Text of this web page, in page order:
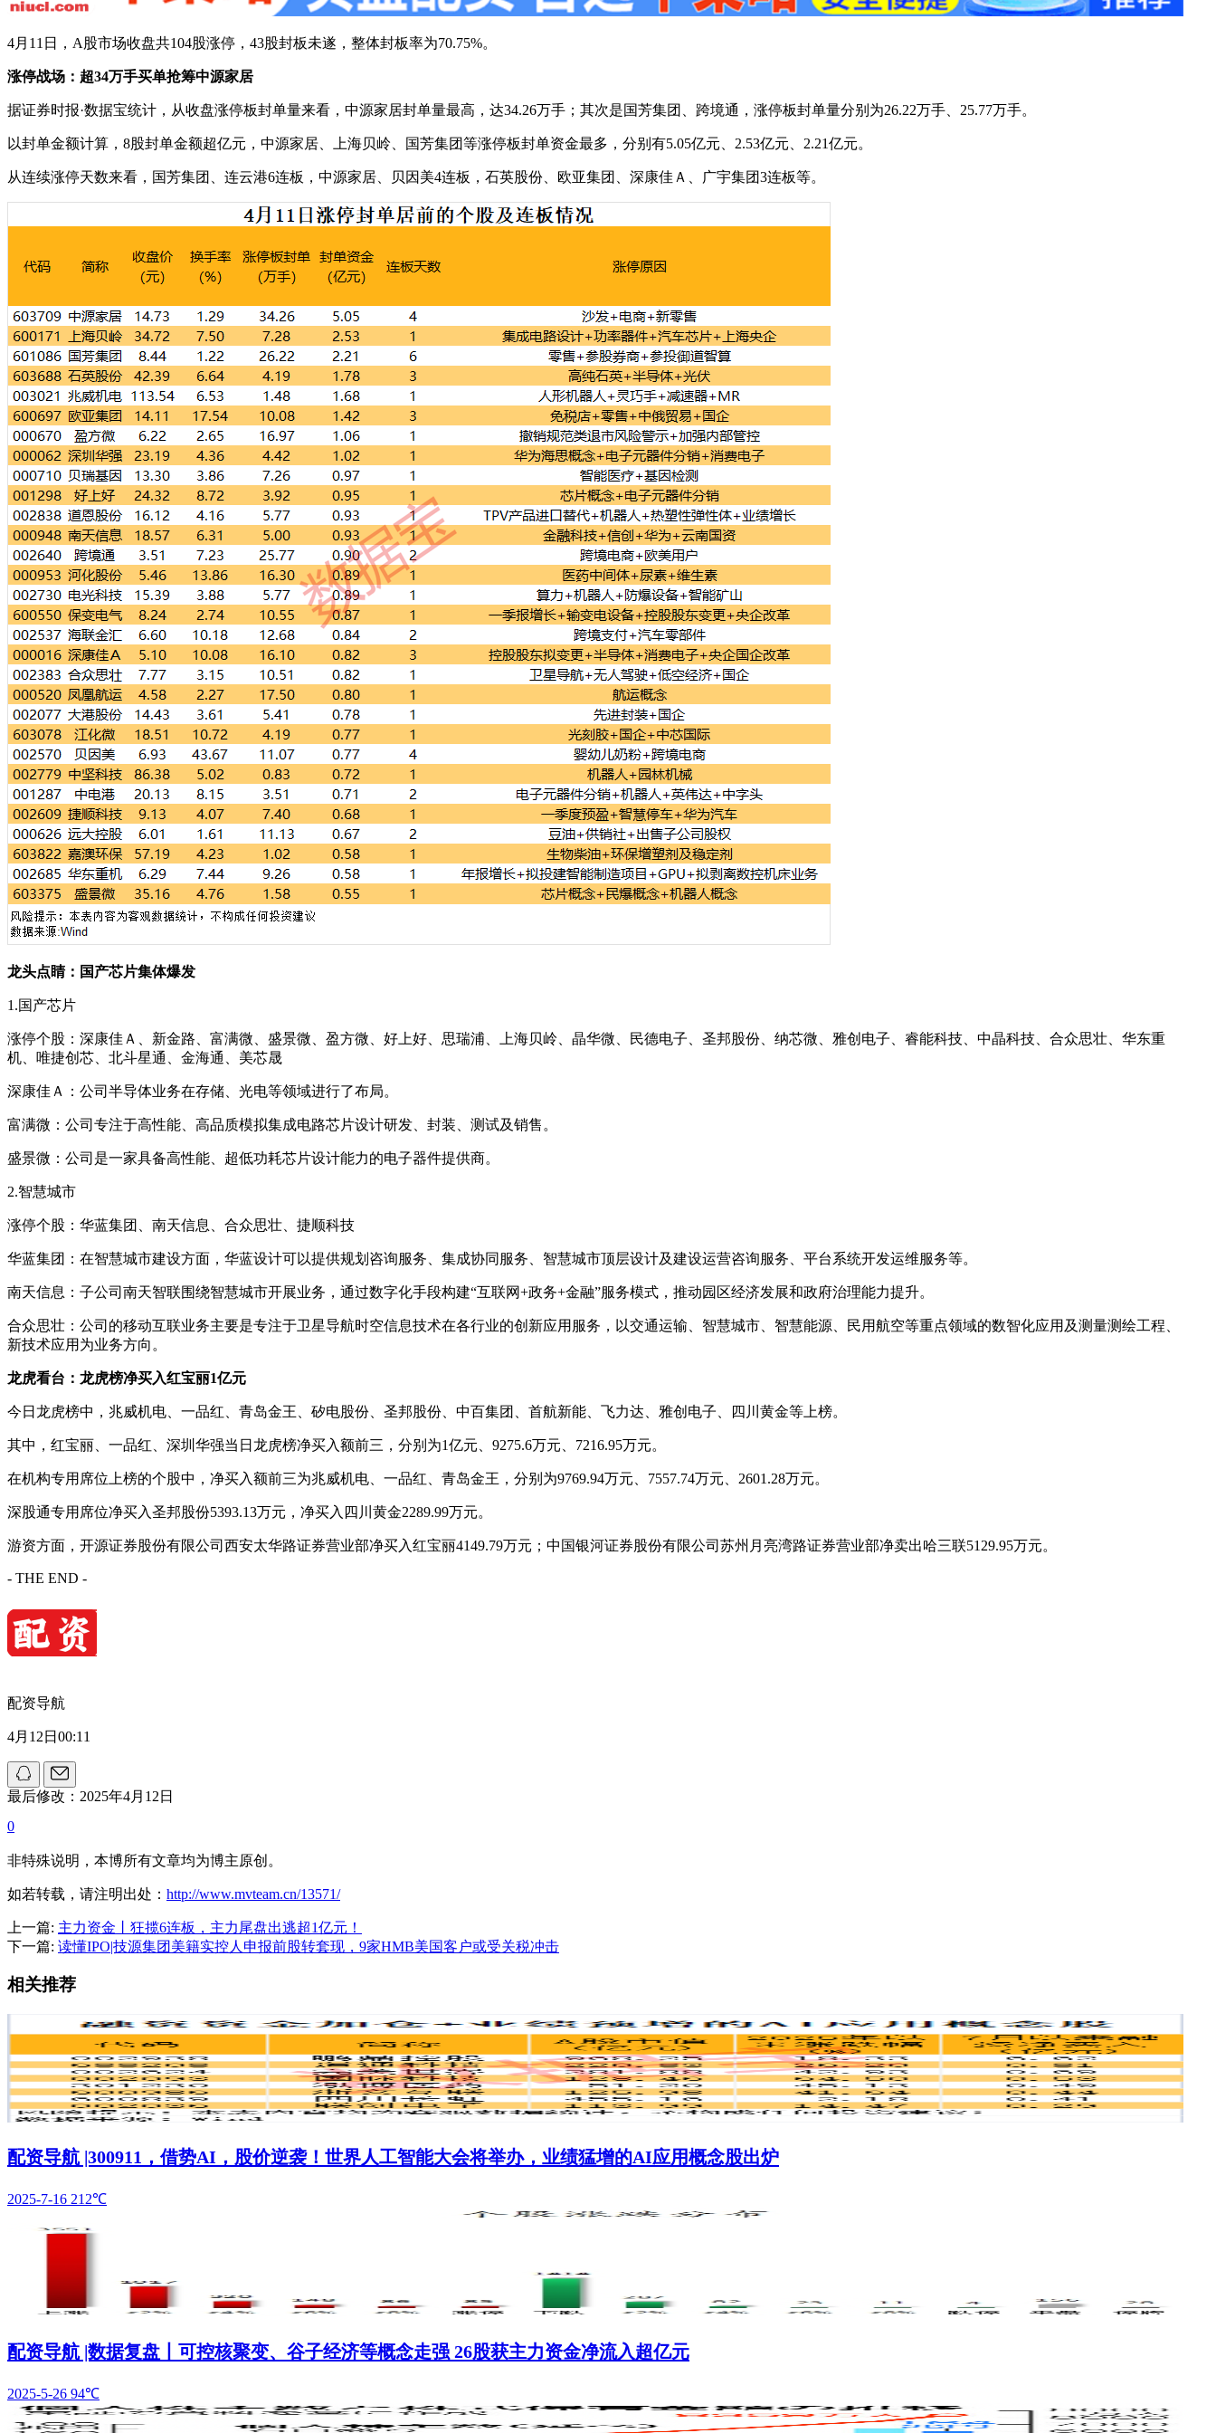
4月11日，A股市场收盘共104股涨停，43股封板未遂，整体封板率为70.75%。
涨停战场：超34万手买单抢筹中源家居
据证券时报·数据宝统计，从收盘涨停板封单量来看，中源家居封单量最高，达34.26万手；其次是国芳集团、跨境通，涨停板封单量分别为26.22万手、25.77万手。
以封单金额计算，8股封单金额超亿元，中源家居、上海贝岭、国芳集团等涨停板封单资金最多，分别有5.05亿元、2.53亿元、2.21亿元。
从连续涨停天数来看，国芳集团、连云港6连板，中源家居、贝因美4连板，石英股份、欧亚集团、深康佳Ａ、广宇集团3连板等。
龙头点睛：国产芯片集体爆发
1.国产芯片
涨停个股：深康佳Ａ、新金路、富满微、盛景微、盈方微、好上好、思瑞浦、上海贝岭、晶华微、民德电子、圣邦股份、纳芯微、雅创电子、睿能科技、中晶科技、合众思壮、华东重
机、唯捷创芯、北斗星通、金海通、美芯晟
深康佳Ａ：公司半导体业务在存储、光电等领域进行了布局。
富满微：公司专注于高性能、高品质模拟集成电路芯片设计研发、封装、测试及销售。
盛景微：公司是一家具备高性能、超低功耗芯片设计能力的电子器件提供商。
2.智慧城市
涨停个股：华蓝集团、南天信息、合众思壮、捷顺科技
华蓝集团：在智慧城市建设方面，华蓝设计可以提供规划咨询服务、集成协同服务、智慧城市顶层设计及建设运营咨询服务、平台系统开发运维服务等。
南天信息：子公司南天智联围绕智慧城市开展业务，通过数字化手段构建“互联网+政务+金融”服务模式，推动园区经济发展和政府治理能力提升。
合众思壮：公司的移动互联业务主要是专注于卫星导航时空信息技术在各行业的创新应用服务，以交通运输、智慧城市、智慧能源、民用航空等重点领域的数智化应用及测量测绘工程、
新技术应用为业务方向。
龙虎看台：龙虎榜净买入红宝丽1亿元
今日龙虎榜中，兆威机电、一品红、青岛金王、矽电股份、圣邦股份、中百集团、首航新能、飞力达、雅创电子、四川黄金等上榜。
其中，红宝丽、一品红、深圳华强当日龙虎榜净买入额前三，分别为1亿元、9275.6万元、7216.95万元。
在机构专用席位上榜的个股中，净买入额前三为兆威机电、一品红、青岛金王，分别为9769.94万元、7557.74万元、2601.28万元。
深股通专用席位净买入圣邦股份5393.13万元，净买入四川黄金2289.99万元。
游资方面，开源证券股份有限公司西安太华路证券营业部净买入红宝丽4149.79万元；中国银河证券股份有限公司苏州月亮湾路证券营业部净卖出哈三联5129.95万元。
- THE END -
配资导航
4月12日00:11
最后修改：2025年4月12日
0
非特殊说明，本博所有文章均为博主原创。
如若转载，请注明出处： http://www.mvteam.cn/13571/
上一篇: 主力资金丨狂揽6连板，主力尾盘出逃超1亿元！
下一篇: 读懂IPO|技源集团美籍实控人申报前股转套现，9家HMB美国客户或受关税冲击
相关推荐
配资导航 |300911，借势AI，股价逆袭！世界人工智能大会将举办，业绩猛增的AI应用概念股出炉
2025-7-16 212℃
配资导航 |数据复盘丨可控核聚变、谷子经济等概念走强 26股获主力资金净流入超亿元
2025-5-26 94℃